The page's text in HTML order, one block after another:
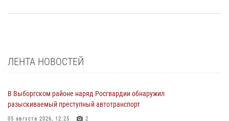
ЛЕНТА НОВОСТЕЙ
В Выборгском районе наряд Росгвардии обнаружил
разыскиваемый преступный автотранспорт
05 августа 2026, 12:25 2